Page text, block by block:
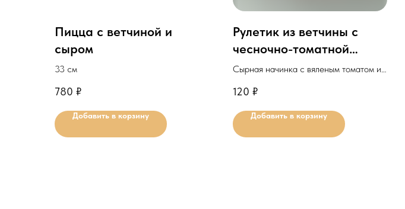
Пицца с ветчиной и
сыром
33 см
780 ₽
Добавить в корзину
Рулетик из ветчины с
чесночно-томатной
начинкой и зеленью
Сырная начинка с вяленым томатом и
Минимальное количество для
заказа: 10шт.
120 ₽
Добавить в корзину